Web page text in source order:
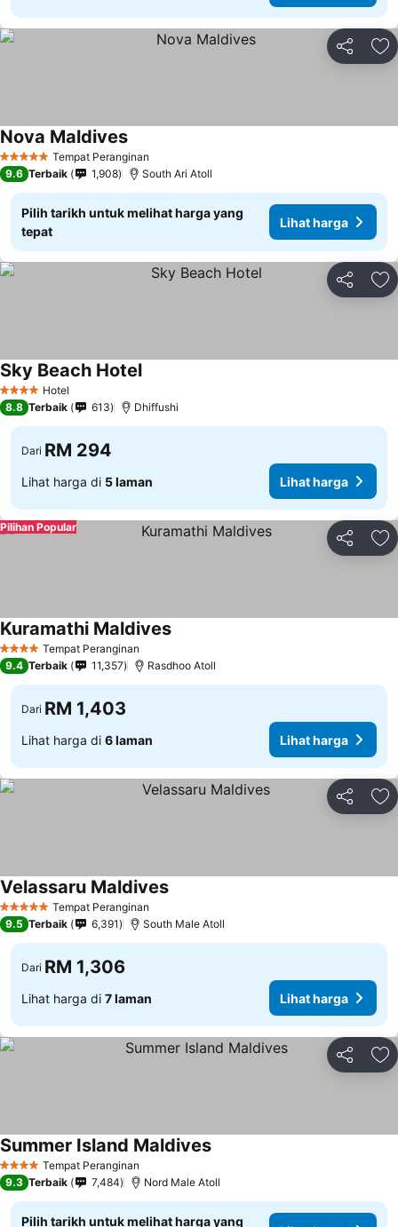
Kongsi
5 Bintang Tempat Peranginan
Nova Maldives
9.6 Terbaik 1,908 South Ari Atoll
Pilih tarikh untuk melihat harga yang
tepat
Lihat harga
Kongsi
4 BintangHotel
Sky Beach Hotel
8.8 Terbaik 613 Dhiffushi
Dari RM 294
Lihat harga di 5 laman Lihat harga
Kongsi
Pilihan Popular
4 BintangTempat Peranginan
Kuramathi Maldives
9.4 Terbaik 11,357 Rasdhoo Atoll
Dari RM 1,403
Lihat harga di 6 laman Lihat harga
Kongsi
5 Bintang Tempat Peranginan
Velassaru Maldives
9.5 Terbaik 6,391 South Male Atoll
Dari RM 1,306
Lihat harga di 7 laman Lihat harga
Kongsi
4 BintangTempat Peranginan
Summer Island Maldives
9.3 Terbaik 7,484 Nord Male Atoll
Pilih tarikh untuk melihat harga yang